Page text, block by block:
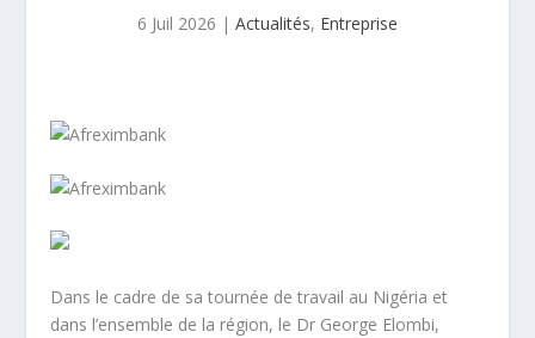
6 Juil 2026 | Actualités, Entreprise
Dans le cadre de sa tournée de travail au Nigéria et
dans l’ensemble de la région, le Dr George Elombi,